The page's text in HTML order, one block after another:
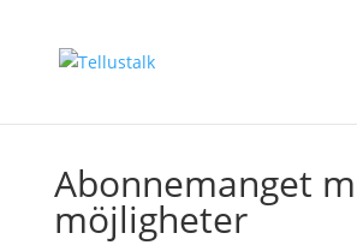
Abonnemanget
möjligheter